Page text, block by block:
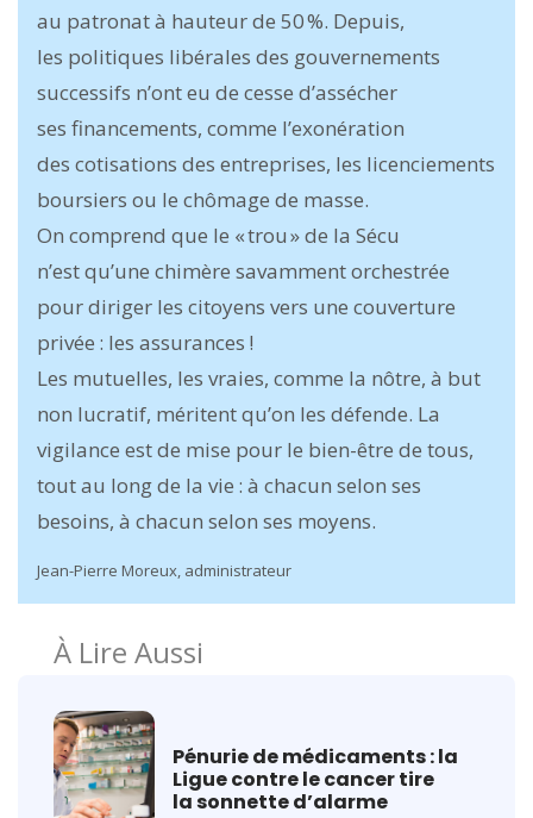
au patronat à hauteur de 50 %. Depuis,
les politiques libérales des gouvernements
successifs n’ont eu de cesse d’assécher
ses financements, comme l’exonération
des cotisations des entreprises, les licenciements
boursiers ou le chômage de masse.
On comprend que le « trou » de la Sécu
n’est qu’une chimère savamment orchestrée
pour diriger les citoyens vers une couverture
privée : les assurances !
Les mutuelles, les vraies, comme la nôtre, à but
non lucratif, méritent qu’on les défende. La
vigilance est de mise pour le bien-être de tous,
tout au long de la vie : à chacun selon ses
besoins, à chacun selon ses moyens.
Jean-Pierre Moreux, administrateur
À Lire Aussi
Pénurie de médicaments : la
Ligue contre le cancer tire
la sonnette d’alarme